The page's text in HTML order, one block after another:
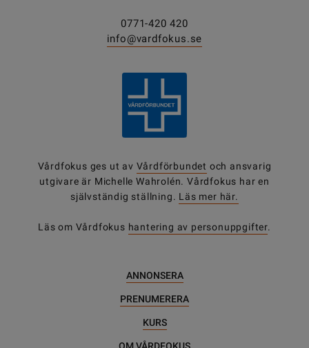
0771-420 420
info@vardfokus.se
Vårdfokus ges ut av Vårdförbundet och ansvarig
utgivare är Michelle Wahrolén. Vårdfokus har en
självständig ställning. Läs mer här.
Läs om Vårdfokus hantering av personuppgifter.
ANNONSERA
PRENUMERERA
KURS